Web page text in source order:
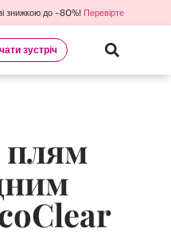
знижкою до -80%! Перевірте
зустріч
плям